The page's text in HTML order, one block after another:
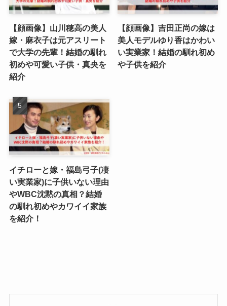
【顔画像】山川穂高の美人
嫁・麻衣子は元アスリート
で大学の先輩！結婚の馴れ
初めや可愛い子供・真央を
紹介
【顔画像】吉田正尚の嫁は
美人モデルゆり香はかわい
い実業家！結婚の馴れ初め
や子供を紹介
イチローと嫁・福島弓子(凄
い実業家)に子供いない理由
やWBC沈黙の真相？結婚
の馴れ初めやカワイイ家族
を紹介！